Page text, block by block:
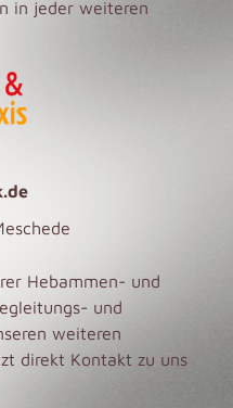
in jeder weiteren
Hebammen- und
und
weiteren
direkt Kontakt zu uns